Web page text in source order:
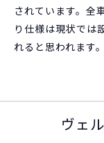
されています。全
り仕様は現状では
れると思われます。
ヴェ